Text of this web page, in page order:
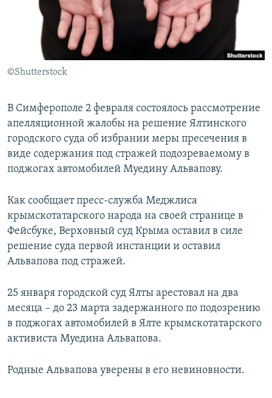
ПОБЕДИТЕЛЕЙ НЕ СУДЯТ?
КРЫМ.НЕПОКОРЕННЫЙ
ELIFBE
УКРАИНСКАЯ ПРОБЛЕМА КРЫМА
ПРИСОЕДИНЯЙТЕСЬ!
©Shutterstock
В Симферополе 2 февраля состоялось рассмотрение
апелляционной жалобы на решение Ялтинского
городского суда об избрании меры пресечения в
виде содержания под стражей подозреваемому в
поджогах автомобилей Муедину Альвапову.
Как сообщает пресс-служба Меджлиса
крымскотатарского народа на своей странице в
Фейсбуке, Верховный суд Крыма оставил в силе
решение суда первой инстанции и оставил
Альвапова под стражей.
25 января городской суд Ялты арестовал на два
месяца – до 23 марта задержанного по подозрению
в поджогах автомобилей в Ялте крымскотатарского
активиста Муедина Альвапова.
Родные Альвапова уверены в его невиновности.